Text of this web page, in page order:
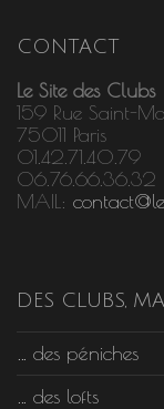
CONTACT
Le Site des Clubs
159 Rue Saint-
75011 Paris
01.42.71.40.79
06.76.66.36.32
MAIL:
DES CLUBS,
… des péniches
… des lofts